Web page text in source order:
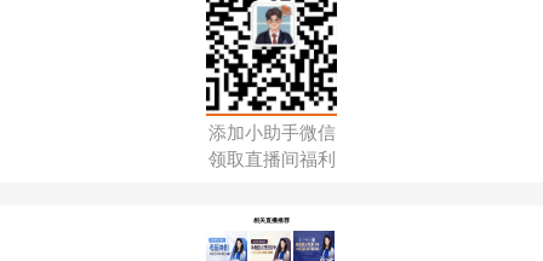
添加小助手微信
领取直播间福利
相关直播推荐